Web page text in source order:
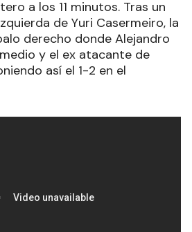
a los 11 minutos. Tras un
de Yuri Casermeiro, la
derecho donde Alejandro
y el ex atacante de
así el 1-2 en el